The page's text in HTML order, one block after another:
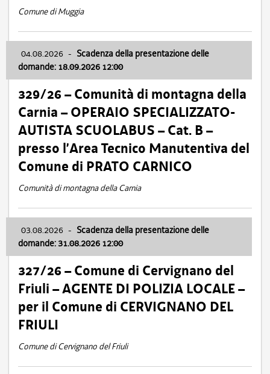
Comune di Muggia
04.08.2026 - Scadenza della presentazione delle
domande: 18.09.2026 12:00
329/26 – Comunità di montagna della
Carnia – OPERAIO SPECIALIZZATO-
AUTISTA SCUOLABUS – Cat. B –
presso l’Area Tecnico Manutentiva del
Comune di PRATO CARNICO
Comunità di montagna della Carnia
03.08.2026 - Scadenza della presentazione delle
domande: 31.08.2026 12:00
327/26 – Comune di Cervignano del
Friuli – AGENTE DI POLIZIA LOCALE –
per il Comune di CERVIGNANO DEL
FRIULI
Comune di Cervignano del Friuli